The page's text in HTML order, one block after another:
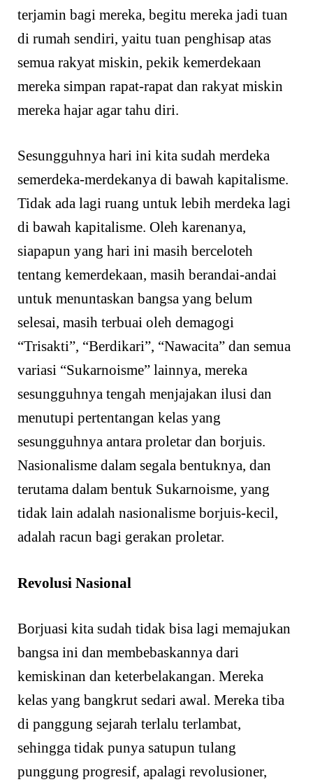
terjamin bagi mereka, begitu mereka jadi tuan
di rumah sendiri, yaitu tuan penghisap atas
semua rakyat miskin, pekik kemerdekaan
mereka simpan rapat-rapat dan rakyat miskin
mereka hajar agar tahu diri.
Sesungguhnya hari ini kita sudah merdeka
semerdeka-merdekanya di bawah kapitalisme.
Tidak ada lagi ruang untuk lebih merdeka lagi
di bawah kapitalisme. Oleh karenanya,
siapapun yang hari ini masih berceloteh
tentang kemerdekaan, masih berandai-andai
untuk menuntaskan bangsa yang belum
selesai, masih terbuai oleh demagogi
“Trisakti”, “Berdikari”, “Nawacita” dan semua
variasi “Sukarnoisme” lainnya, mereka
sesungguhnya tengah menjajakan ilusi dan
menutupi pertentangan kelas yang
sesungguhnya antara proletar dan borjuis.
Nasionalisme dalam segala bentuknya, dan
terutama dalam bentuk Sukarnoisme, yang
tidak lain adalah nasionalisme borjuis-kecil,
adalah racun bagi gerakan proletar.
Revolusi Nasional
Borjuasi kita sudah tidak bisa lagi memajukan
bangsa ini dan membebaskannya dari
kemiskinan dan keterbelakangan. Mereka
kelas yang bangkrut sedari awal. Mereka tiba
di panggung sejarah terlalu terlambat,
sehingga tidak punya satupun tulang
punggung progresif, apalagi revolusioner,